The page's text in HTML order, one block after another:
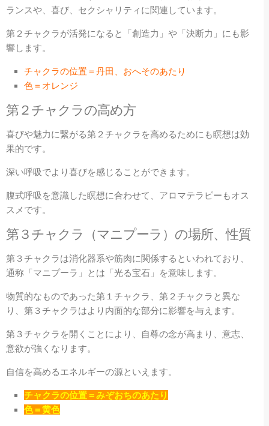
ランスや、喜び、セクシャリティに関連しています。
第２チャクラが活発になると「創造力」や「決断力」にも影
響します。
チャクラの位置＝丹田、おへそのあたり
色＝オレンジ
第２ チャクラの高め方
喜びや魅力に繋がる第２チャクラを高めるためにも瞑想は効
果的です。
深い呼吸でより喜びを感じることができます。
腹式呼吸を意識した瞑想に合わせて、アロマテラピーもオス
スメです。
第３ チャクラ（マニプーラ ）の場所、性質
第３チャクラは消化器系や筋肉に関係するといわれており、
通称「マニプーラ」とは「光る宝石」を意味します。
物質的なものであった第１チャクラ、第２チャクラと異な
り、第３チャクラはより内面的な部分に影響を与えます。
第３チャクラを開くことにより、自尊の念が高まり、意志、
意欲が強くなります。
自信を高めるエネルギーの源といえます。
チャクラの位置＝みぞおちのあたり
色＝黄色